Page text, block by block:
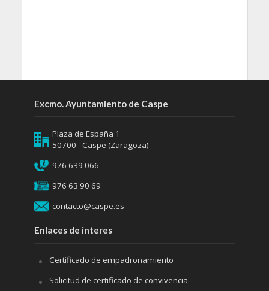
Excmo. Ayuntamiento de Caspe
Plaza de España 1
50700 - Caspe (Zaragoza)
976 639 066
976 63 90 69
contacto@caspe.es
Enlaces de interes
Certificado de empadronamiento
Solicitud de certificado de convivencia